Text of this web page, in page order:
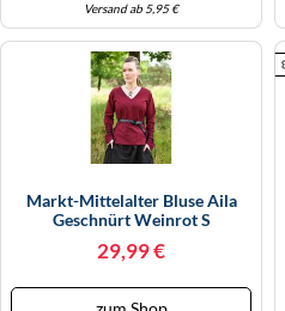
Versand ab 5,95 €
Markt-Mittelalter Bluse Aila
Geschnürt Weinrot S
29,99 €